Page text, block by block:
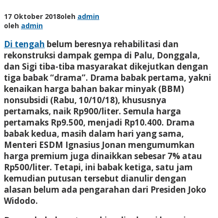
17 Oktober 2018oleh admin
oleh admin
Di tengah belum beresnya rehabilitasi dan
rekonstruksi dampak gempa di Palu, Donggala,
dan Sigi tiba-tiba masyarakat dikejutkan dengan
tiga babak “drama”. Drama babak pertama, yakni
kenaikan harga bahan bakar minyak (BBM)
nonsubsidi (Rabu, 10/10/18), khususnya
pertamaks, naik Rp900/liter. Semula harga
pertamaks Rp9.500, menjadi Rp10.400. Drama
babak kedua, masih dalam hari yang sama,
Menteri ESDM Ignasius Jonan mengumumkan
harga premium juga dinaikkan sebesar 7% atau
Rp500/liter. Tetapi, ini babak ketiga, satu jam
kemudian putusan tersebut dianulir dengan
alasan belum ada pengarahan dari Presiden Joko
Widodo.